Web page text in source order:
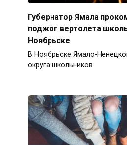
Губернатор Ямала
поджог вертолета
Ноябрьске
В Ноябрьске Ямало-
округа школьников